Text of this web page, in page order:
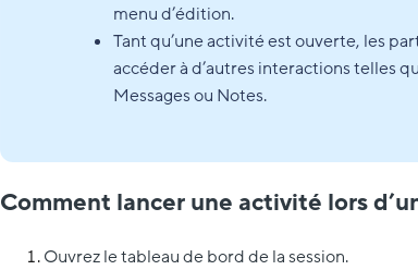
menu d’édition.
Tant qu’une activité est ouverte, les
accéder à d’autres interactions telles
Messages ou Notes.
Comment lancer une activité lors
Ouvrez le tableau de bord de la session.